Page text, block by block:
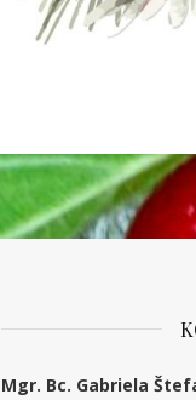
Mgr. Bc. Gabriela